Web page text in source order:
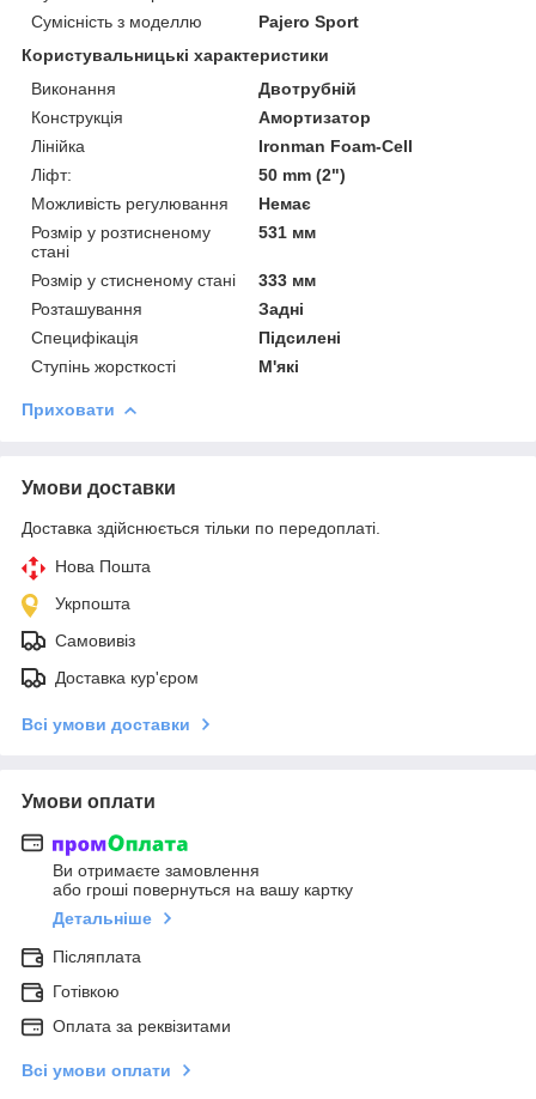
Сумісність з моделлю
Pajero Sport
Користувальницькі характеристики
Виконання
Двотрубній
Конструкція
Амортизатор
Лінійка
Ironman Foam-Cell
Ліфт:
50 mm (2")
Можливість регулювання
Немає
Розмір у розтисненому
стані
531 мм
Розмір у стисненому стані
333 мм
Розташування
Задні
Специфікація
Підсилені
Ступінь жорсткості
М'які
Приховати
Умови доставки
Доставка здійснюється тільки по передоплаті.
Нова Пошта
Укрпошта
Самовивіз
Доставка кур'єром
Всі умови доставки
Умови оплати
Ви отримаєте замовлення
або гроші повернуться на вашу картку
Детальніше
Післяплата
Готівкою
Оплата за реквізитами
Всі умови оплати